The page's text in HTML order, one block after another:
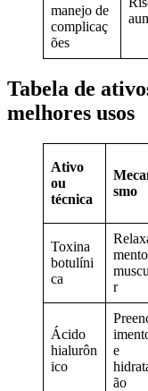
manejo de
complicaç
ões
Tabela de
melhores usos
Ativo
ou
técnica
smo
Toxina
botulíni
ca
mento
r
Ácido
hialurôn
ico
e
ão